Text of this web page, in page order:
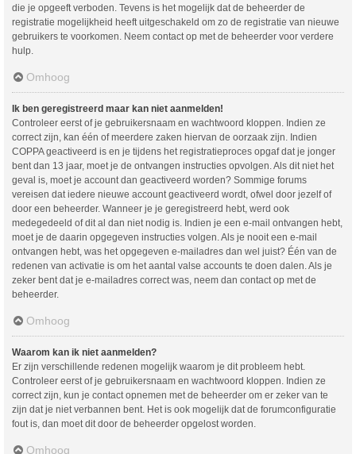
die je opgeeft verboden. Tevens is het mogelijk dat de beheerder de
registratie mogelijkheid heeft uitgeschakeld om zo de registratie van nieuwe
gebruikers te voorkomen. Neem contact op met de beheerder voor verdere
hulp.
Omhoog
Ik ben geregistreerd maar kan niet aanmelden!
Controleer eerst of je gebruikersnaam en wachtwoord kloppen. Indien ze
correct zijn, kan één of meerdere zaken hiervan de oorzaak zijn. Indien
COPPA geactiveerd is en je tijdens het registratieproces opgaf dat je jonger
bent dan 13 jaar, moet je de ontvangen instructies opvolgen. Als dit niet het
geval is, moet je account dan geactiveerd worden? Sommige forums
vereisen dat iedere nieuwe account geactiveerd wordt, ofwel door jezelf of
door een beheerder. Wanneer je je geregistreerd hebt, werd ook
medegedeeld of dit al dan niet nodig is. Indien je een e-mail ontvangen hebt,
moet je de daarin opgegeven instructies volgen. Als je nooit een e-mail
ontvangen hebt, was het opgegeven e-mailadres dan wel juist? Één van de
redenen van activatie is om het aantal valse accounts te doen dalen. Als je
zeker bent dat je e-mailadres correct was, neem dan contact op met de
beheerder.
Omhoog
Waarom kan ik niet aanmelden?
Er zijn verschillende redenen mogelijk waarom je dit probleem hebt.
Controleer eerst of je gebruikersnaam en wachtwoord kloppen. Indien ze
correct zijn, kun je contact opnemen met de beheerder om er zeker van te
zijn dat je niet verbannen bent. Het is ook mogelijk dat de forumconfiguratie
fout is, dan moet dit door de beheerder opgelost worden.
Omhoog